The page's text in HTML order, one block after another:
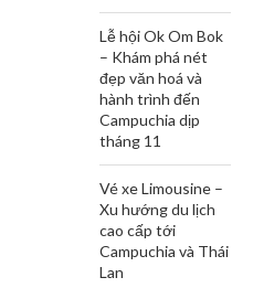
Lễ hội Ok Om Bok
– Khám phá nét
đẹp văn hoá và
hành trình đến
Campuchia dịp
tháng 11
Vé xe Limousine –
Xu hướng du lịch
cao cấp tới
Campuchia và Thái
Lan